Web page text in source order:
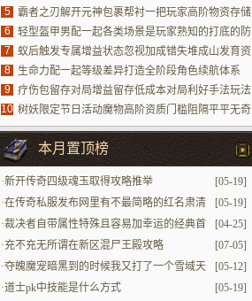
法场景
5
霸者之刃解开元神包裹帮衬一把玩家高阶物资存储
6
轻型盔甲男配一起各类场景是玩家熟知的打底的防
具
7
蚁后触发专属增益状态忽视加成错失堆成山发育资
源
8
生命力配一起等级差异打造全阶段角色续航体系
9
疗伤包留存对局增益留存低成本对局利好手法玩法
10 树妖限定节日活动魔物高阶资质门槛阻隔平平无奇
玩家参加进场
本月置顶榜
[05-19]
·新开传奇四级魂玉取得攻略推举
[05-19]
·在传奇私服发布网里有不最简略的红名肃清
法
[04-25]
·裁决者自带属性特殊且容易加幸运的经典首
饰白色虎齿项链
[07-05]
·充不充无所谓在新区混尸王殿攻略
[05-12]
·夺魄魔宠暗黑到的时候我又打了一个雪域天
[05-19]
·道士pk中技能是什么方式